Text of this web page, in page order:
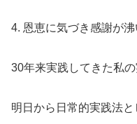
4. 恩恵に気づき感謝が沸
30年来実践してきた私の
明日から日常的実践法と